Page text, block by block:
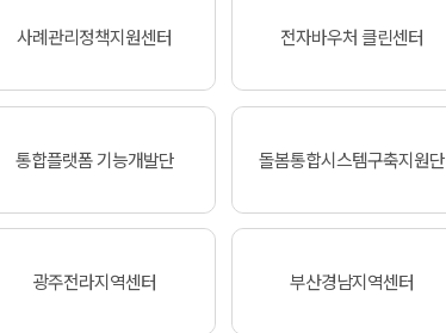
사례관리정책지원센터 전자바우처 클린센터
통합플랫폼 기능개발단 돌봄통합시스템구축지원단
광주전라지역센터 부산경남지역센터